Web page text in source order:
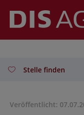
Stelle finden
Veröffentlicht: